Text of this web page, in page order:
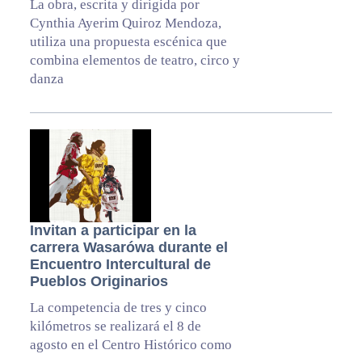
La obra, escrita y dirigida por
Cynthia Ayerim Quiroz Mendoza,
utiliza una propuesta escénica que
combina elementos de teatro, circo y
danza
Invitan a participar en la
carrera Wasarówa durante el
Encuentro Intercultural de
Pueblos Originarios
La competencia de tres y cinco
kilómetros se realizará el 8 de
agosto en el Centro Histórico como